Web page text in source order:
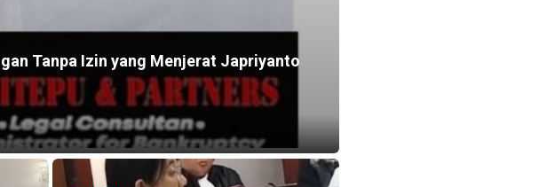
Tanpa Izin yang Menjerat Japriyanto